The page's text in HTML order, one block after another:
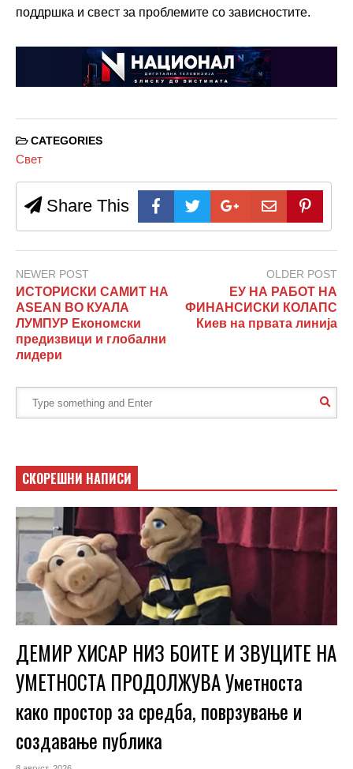
поддршка и свест за проблемите со зависностите.
CATEGORIES
Свет
Share This
NEWER POST
ИСТОРИСКИ САМИТ НА
ASEAN ВО КУАЛА
ЛУМПУР Економски
предизвици и глобални
лидери
OLDER POST
ЕУ НА РАБОТ НА
ФИНАНСИСКИ КОЛАПС
Киев на првата линија
СКОРЕШНИ НАПИСИ
ДЕМИР ХИСАР НИЗ БОИТЕ И ЗВУЦИТЕ НА
УМЕТНОСТА ПРОДОЛЖУВА Уметноста
како простор за средба, поврзување и
создавање публика